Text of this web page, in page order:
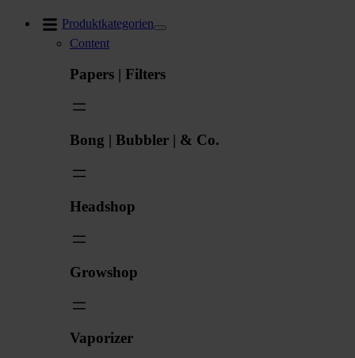
Produktkategorien
Content
Papers | Filters
Bong | Bubbler | & Co.
Headshop
Growshop
Vaporizer